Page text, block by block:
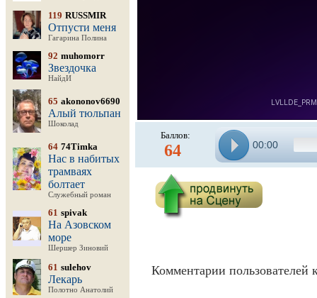
119 RUSSMIR
Отпусти меня
Гагарина Полина
92 muhomorr
Звездочка
НайдИ
65 akononov6690
Алый тюльпан
Шоколад
64 74Timka
Нас в набитых
трамваях
болтает
Служебный роман
61 spivak
На Азовском
море
Шершер Зиновий
61 sulehov
Лекарь
Полотно Анатолий
Баллов:
64 00:00
Комментарии пользователей